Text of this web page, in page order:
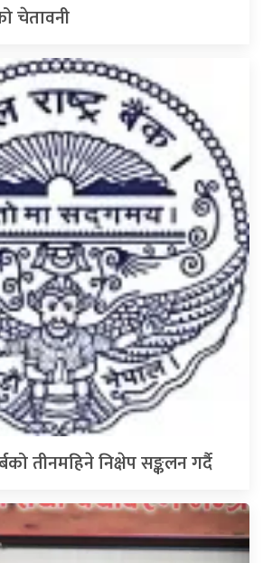
चेतावनी
तीनमहिने निक्षेप सङ्कलन गर्दै